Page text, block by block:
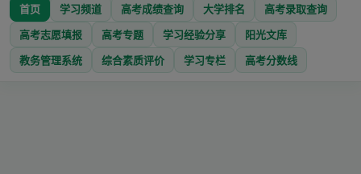
首页 学习频道 高考成绩查询 大学排名 高考录取查询
高考志愿填报 高考专题 学习经验分享 阳光文库
教务管理系统 综合素质评价 学习专栏 高考分数线